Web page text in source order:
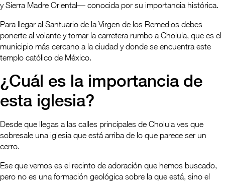
y Sierra Madre Oriental— conocida por su importancia histórica.
Para llegar al Santuario de la Virgen de los Remedios debes
ponerte al volante y tomar la carretera rumbo a Cholula, que es el
municipio más cercano a la ciudad y donde se encuentra este
templo católico de México.
¿Cuál es la importancia de
esta iglesia?
Desde que llegas a las calles principales de Cholula ves que
sobresale una iglesia que está arriba de lo que parece ser un
cerro.
Ese que vemos es el recinto de adoración que hemos buscado,
pero no es una formación geológica sobre la que está, sino el